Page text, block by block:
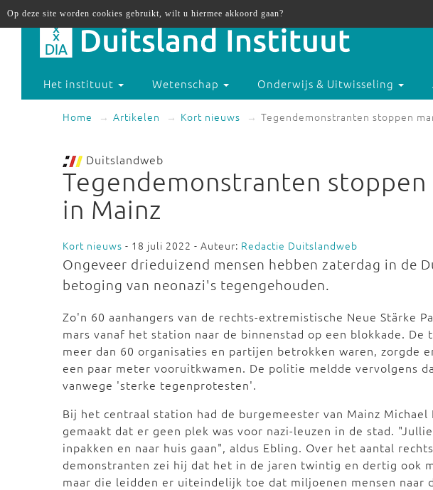
Het instituut Wetenschap Onderwijs & Uitwisseling
Home Artikelen Kort nieuws Tegendemonstranten stoppen
Duitslandweb
Tegendemonstranten stoppen
in Mainz
Kort nieuws - 18 juli 2022 - Auteur: Redactie Duitslandweb
Ongeveer drieduizend mensen hebben zaterdag in de
betoging van neonazi's tegengehouden.
Zo'n 60 aanhangers van de rechts-extremistische Neue Stärke
mars vanaf het station naar de binnenstad op een blokkade. De
meer dan 60 organisaties en partijen betrokken waren, zorgde
een paar meter vooruitkwamen. De politie meldde vervolgens
vanwege 'sterke tegenprotesten'.
Bij het centraal station had de burgemeester van Mainz Michael
gemaakt dat er geen plek was voor nazi-leuzen in de stad.
inpakken en naar huis gaan", aldus Ebling. Over het aantal
demonstranten zei hij dat het in de jaren twintig en dertig ook
maar die leidden er uiteindelijk toe dat miljoenen mensen naar
Op deze site worden cookies gebruikt, wilt u hiermee akkoord gaan?